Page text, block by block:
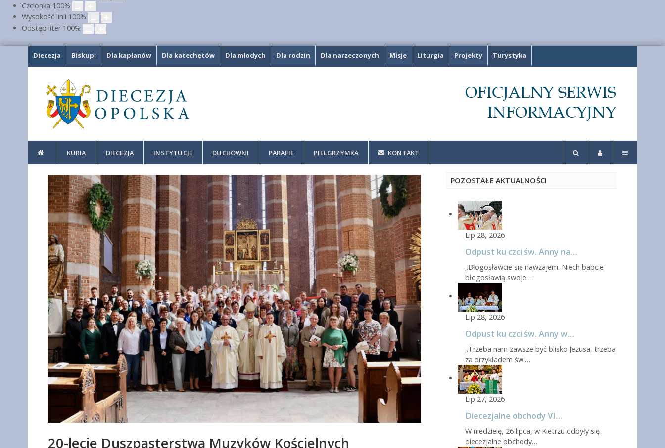
Czcionka 100%
Wysokość linii 100%
Odstęp liter 100%
Diecezja Biskupi Dla kapłanów Dla katechetów Dla młodych Dla rodzin Dla narzeczonych Misje Liturgia Projekty Turystyka
KURIA DIECEZJA INSTYTUCJE DUCHOWNI PARAFIE PIELGRZYMKA KONTAKT
20-lecie Duszpasterstwa Muzyków Kościelnych
POZOSTAŁE AKTUALNOŚCI
Lip 28, 2026
Odpust ku czci św. Anny na…
„Błogosławcie się nawzajem. Niech babcie
błogosławią swoje…
Lip 28, 2026
Odpust ku czci św. Anny w…
„Trzeba nam zawsze być blisko Jezusa, trzeba
za przykładem św.…
Lip 27, 2026
Diecezjalne obchody VI…
W niedzielę, 26 lipca, w Kietrzu odbyły się
diecezjalne obchody…